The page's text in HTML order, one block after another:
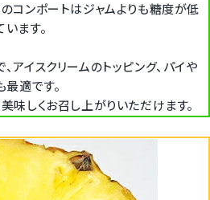
コンポートはジャムよりも糖度が低
ます。
アイスクリームのトッピング、パイや
最適です。
味しくお召し上がりいただけます。